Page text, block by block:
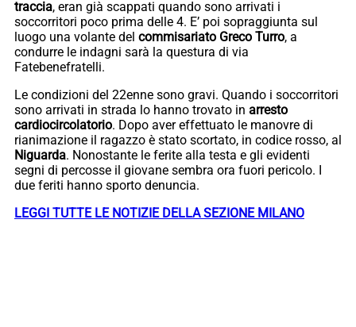
traccia, eran già scappati quando sono arrivati i
soccorritori poco prima delle 4. E’ poi sopraggiunta sul
luogo una volante del commisariato Greco Turro, a
condurre le indagni sarà la questura di via
Fatebenefratelli.
Le condizioni del 22enne sono gravi. Quando i soccorritori
sono arrivati in strada lo hanno trovato in arresto
cardiocircolatorio. Dopo aver effettuato le manovre di
rianimazione il ragazzo è stato scortato, in codice rosso, al
Niguarda. Nonostante le ferite alla testa e gli evidenti
segni di percosse il giovane sembra ora fuori pericolo. I
due feriti hanno sporto denuncia.
LEGGI TUTTE LE NOTIZIE DELLA SEZIONE MILANO